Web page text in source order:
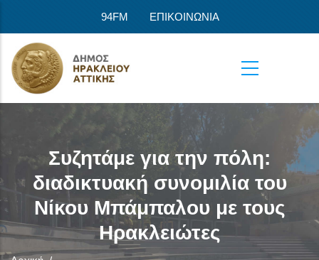
94FM ΕΠΙΚΟΙΝΩΝΙΑ
Συζητάμε για την πόλη:
διαδικτυακή συνομιλία του
Νίκου Μπάμπαλου με τους
Ηρακλειώτες